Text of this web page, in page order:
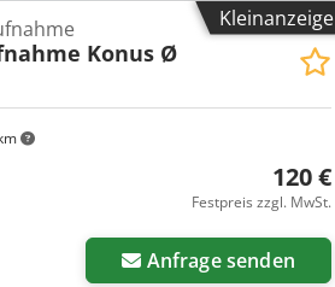
Kleinanzeige
Konus Ø
120 €
Festpreis zzgl. MwSt.
Anfrage senden